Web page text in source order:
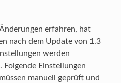
erfahren, hat
nach dem Update von 1.3
werden
Einstellungen
manuell geprüft und